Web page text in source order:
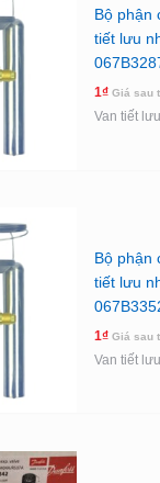
Bộ phận
tiết lưu
1₫ Giá sau
Van tiết
Bộ phận
tiết lưu
1₫ Giá sau
Van tiết